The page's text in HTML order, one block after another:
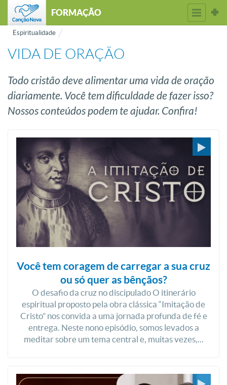
FORMAÇÃO
Espiritualidade
VIDA DE ORAÇÃO
Todo cristão deve alimentar uma vida de oração
diariamente. Você tem dificuldade de fazer isso?
Nossos conteúdos podem te ajudar. Confira!
Você tem coragem de carregar a sua cruz
ou só quer as bênçãos?
O desafio da cruz no discipulado O itinerário
espiritual proposto pela obra clássica “Imitação de
Cristo” nos convida a uma jornada profunda de fé e
entrega. Neste nono episódio, somos levados a
meditar sobre um tema central e, muitas vezes,...